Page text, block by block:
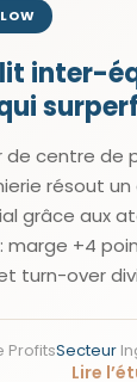
inter-
de centre de
résout
grâce aux
marge +4
turn-over
ProfitsSecteur
Lire